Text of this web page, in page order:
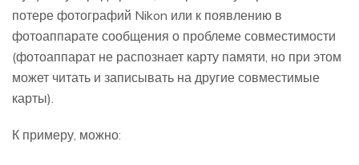
потере фотографий Nikon или к появлению в
фотоаппарате сообщения о проблеме совместимости
(фотоаппарат не распознает карту памяти, но при этом
может читать и записывать на другие совместимые
карты).
К примеру, можно: